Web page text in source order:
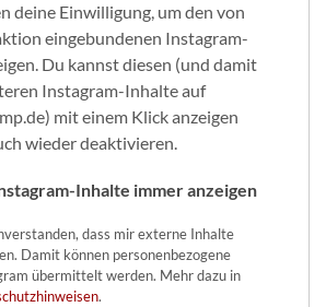
deine Einwilligung, um den von
eingebundenen Instagram-
Du kannst diesen (und damit
Instagram-Inhalte auf
mit einem Klick anzeigen
wieder deaktivieren.
Inhalte immer anzeigen
dass mir externe Inhalte
Damit können personenbezogene
übermittelt werden. Mehr dazu in
.